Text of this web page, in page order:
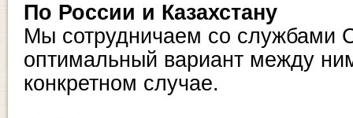
По России и Казахстану
Мы сотрудничаем со службами
оптимальный вариант между
конкретном случае.